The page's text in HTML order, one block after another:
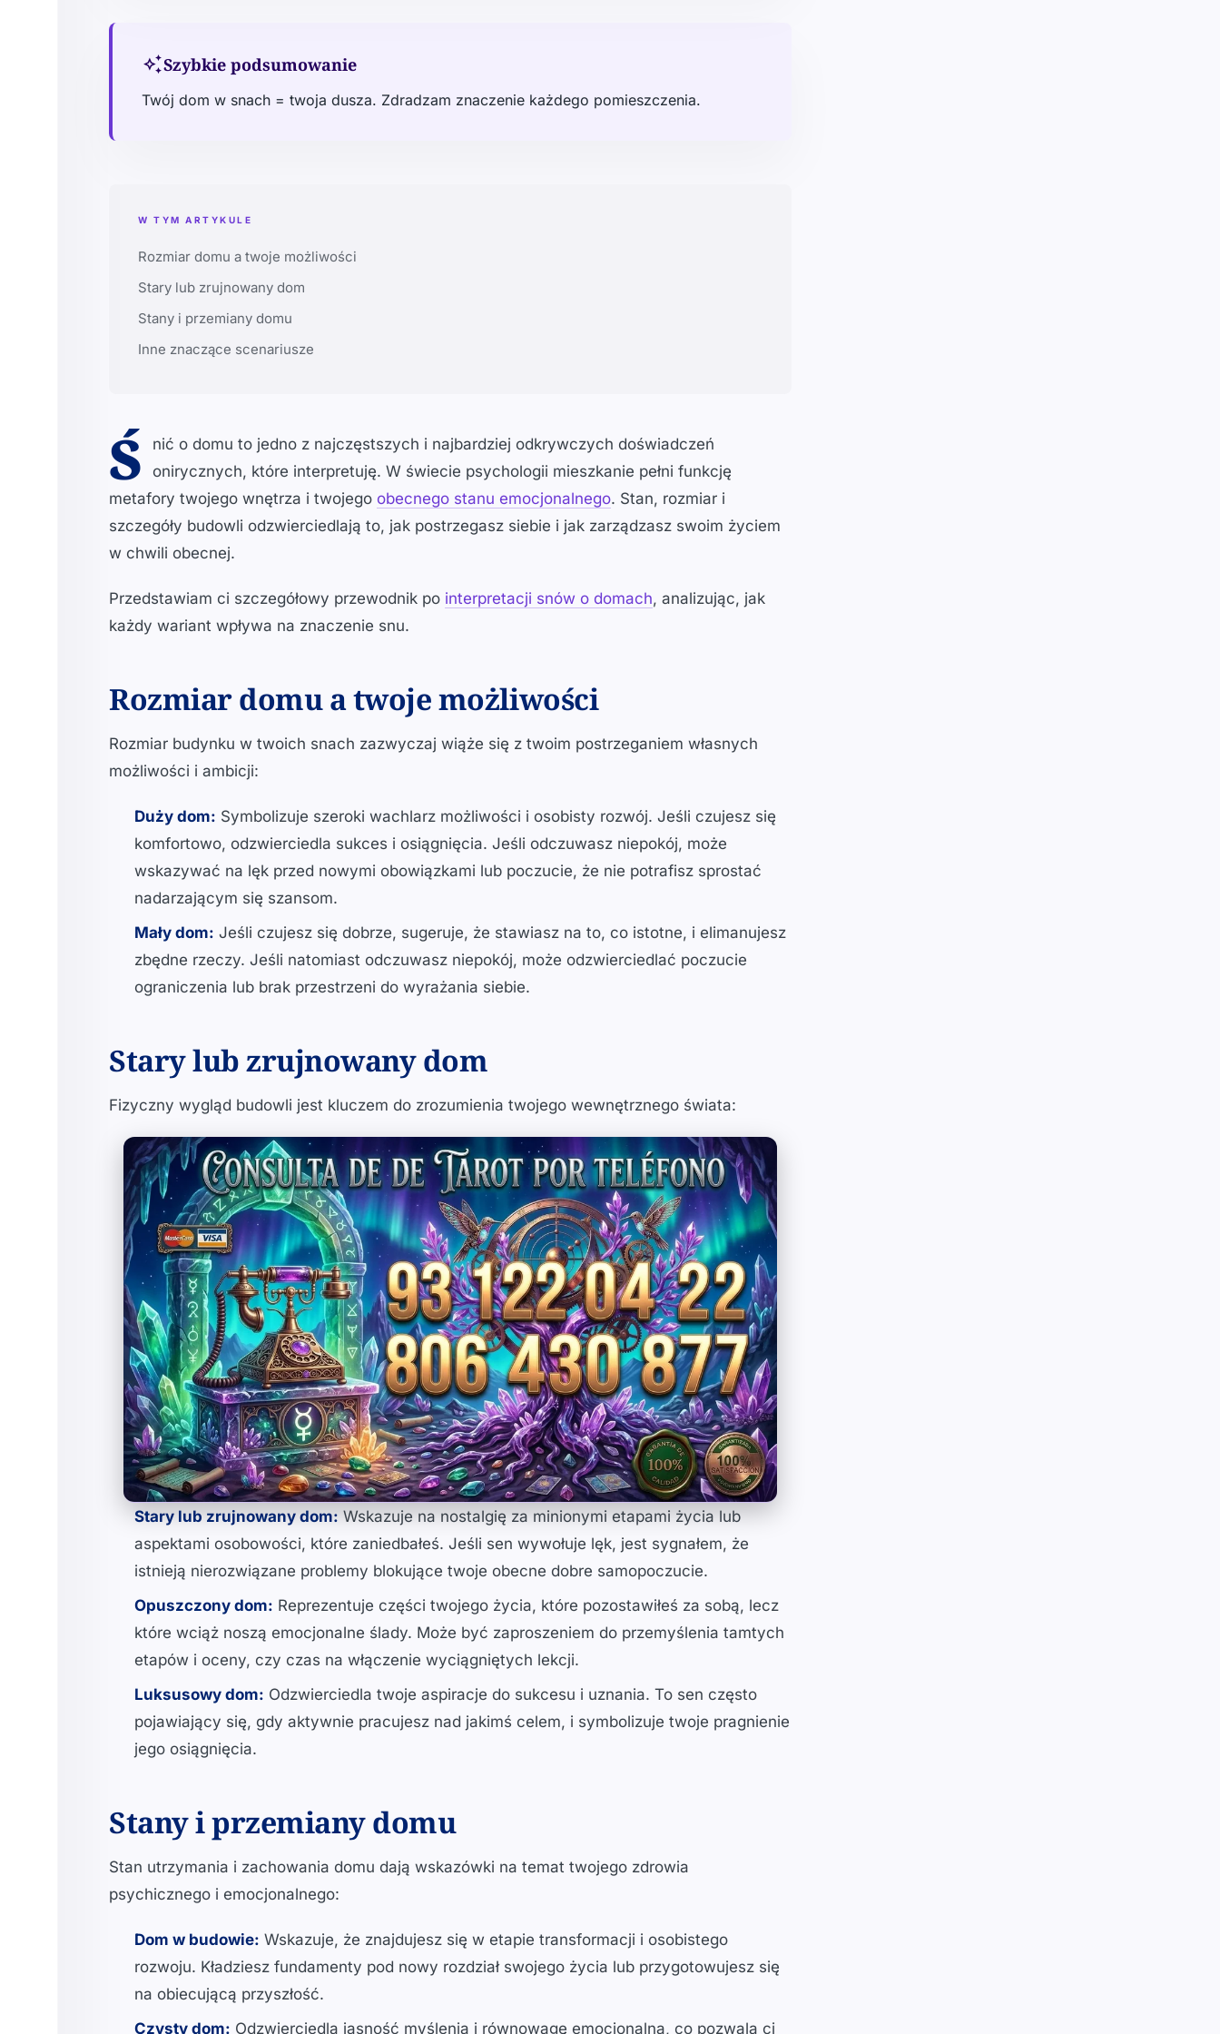
auto_awesomeSzybkie podsumowanie
Twój dom w snach = twoja dusza. Zdradzam znaczenie każdego pomieszczenia.
W TYM ARTYKULE
Rozmiar domu a twoje możliwości
Stary lub zrujnowany dom
Stany i przemiany domu
Inne znaczące scenariusze
Ś
nić o domu to jedno z najczęstszych i najbardziej odkrywczych doświadczeń
onirycznych, które interpretuję. W świecie psychologii mieszkanie pełni funkcję
metafory twojego wnętrza i twojego obecnego stanu emocjonalnego. Stan, rozmiar i
szczegóły budowli odzwierciedlają to, jak postrzegasz siebie i jak zarządzasz swoim życiem
w chwili obecnej.
Przedstawiam ci szczegółowy przewodnik po interpretacji snów o domach, analizując, jak
każdy wariant wpływa na znaczenie snu.
Rozmiar domu a twoje możliwości
Rozmiar budynku w twoich snach zazwyczaj wiąże się z twoim postrzeganiem własnych
możliwości i ambicji:
Duży dom: Symbolizuje szeroki wachlarz możliwości i osobisty rozwój. Jeśli czujesz się
komfortowo, odzwierciedla sukces i osiągnięcia. Jeśli odczuwasz niepokój, może
wskazywać na lęk przed nowymi obowiązkami lub poczucie, że nie potrafisz sprostać
nadarzającym się szansom.
Mały dom: Jeśli czujesz się dobrze, sugeruje, że stawiasz na to, co istotne, i elimanujesz
zbędne rzeczy. Jeśli natomiast odczuwasz niepokój, może odzwierciedlać poczucie
ograniczenia lub brak przestrzeni do wyrażania siebie.
Stary lub zrujnowany dom
Fizyczny wygląd budowli jest kluczem do zrozumienia twojego wewnętrznego świata:
Stary lub zrujnowany dom: Wskazuje na nostalgię za minionymi etapami życia lub
aspektami osobowości, które zaniedbałeś. Jeśli sen wywołuje lęk, jest sygnałem, że
istnieją nierozwiązane problemy blokujące twoje obecne dobre samopoczucie.
Opuszczony dom: Reprezentuje części twojego życia, które pozostawiłeś za sobą, lecz
które wciąż noszą emocjonalne ślady. Może być zaproszeniem do przemyślenia tamtych
etapów i oceny, czy czas na włączenie wyciągniętych lekcji.
Luksusowy dom: Odzwierciedla twoje aspiracje do sukcesu i uznania. To sen często
pojawiający się, gdy aktywnie pracujesz nad jakimś celem, i symbolizuje twoje pragnienie
jego osiągnięcia.
Stany i przemiany domu
Stan utrzymania i zachowania domu dają wskazówki na temat twojego zdrowia
psychicznego i emocjonalnego:
Dom w budowie: Wskazuje, że znajdujesz się w etapie transformacji i osobistego
rozwoju. Kładziesz fundamenty pod nowy rozdział swojego życia lub przygotowujesz się
na obiecującą przyszłość.
Czysty dom: Odzwierciedla jasność myślenia i równowagę emocjonalną, co pozwala ci